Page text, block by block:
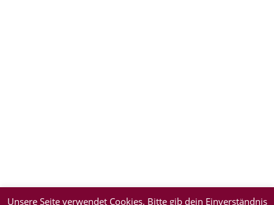
Unsere Seite verwendet Cookies. Bitte gib dein Einverständnis